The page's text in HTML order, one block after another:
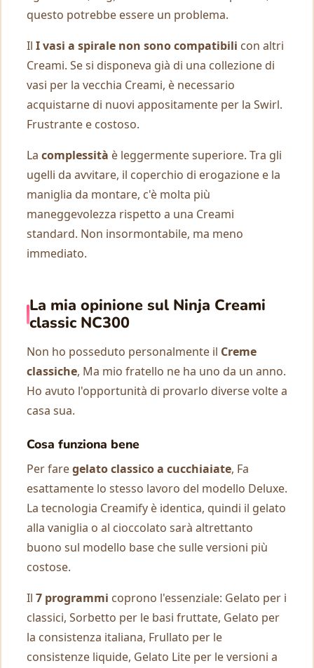
questo potrebbe essere un problema.
Il I vasi a spirale non sono compatibili con altri
Creami. Se si disponeva già di una collezione di
vasi per la vecchia Creami, è necessario
acquistarne di nuovi appositamente per la Swirl.
Frustrante e costoso.
La complessità è leggermente superiore. Tra gli
ugelli da avvitare, il coperchio di erogazione e la
maniglia da montare, c'è molta più
maneggevolezza rispetto a una Creami
standard. Non insormontabile, ma meno
immediato.
La mia opinione sul Ninja Creami
classic NC300
Non ho posseduto personalmente il Creme
classiche, Ma mio fratello ne ha uno da un anno.
Ho avuto l'opportunità di provarlo diverse volte a
casa sua.
Cosa funziona bene
Per faregelato classico a cucchiaiate, Fa
esattamente lo stesso lavoro del modello Deluxe.
La tecnologia Creamify è identica, quindi il gelato
alla vaniglia o al cioccolato sarà altrettanto
buono sul modello base che sulle versioni più
costose.
Il 7 programmi coprono l'essenziale: Gelato per i
classici, Sorbetto per le basi fruttate, Gelato per
la consistenza italiana, Frullato per le
consistenze liquide, Gelato Lite per le versioni a